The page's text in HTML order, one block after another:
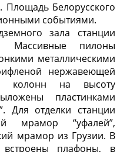
Площадь Белорусского
событиями.
зала станции
Массивные пи­лоны
металлическими
нержавеющей
колонн на высоту
пластинками
Для отделки станции
мрамор “уфалей”,
мрамор из Грузии. В
встроены плафоны, в